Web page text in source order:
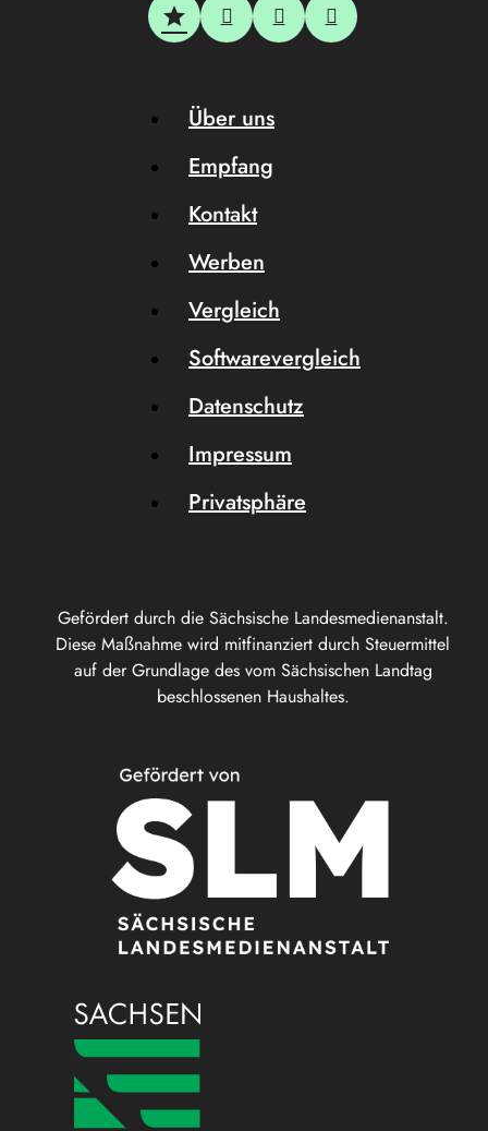
Gefördert durch die Sächsische Landesmedienanstalt.
Diese Maßnahme wird mitfinanziert durch Steuermittel
auf der Grundlage des vom Sächsischen Landtag
beschlossenen Haushaltes.
Über uns
Empfang
Kontakt
Werben
Vergleich
Softwarevergleich
Datenschutz
Impressum
Privatsphäre